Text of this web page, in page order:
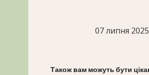
07 липня
Також вам можуть бути